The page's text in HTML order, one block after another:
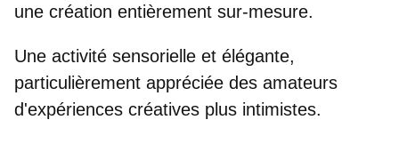
une création entièrement sur-mesure.
Une activité sensorielle et élégante,
particulièrement appréciée des amateurs
d'expériences créatives plus intimistes.